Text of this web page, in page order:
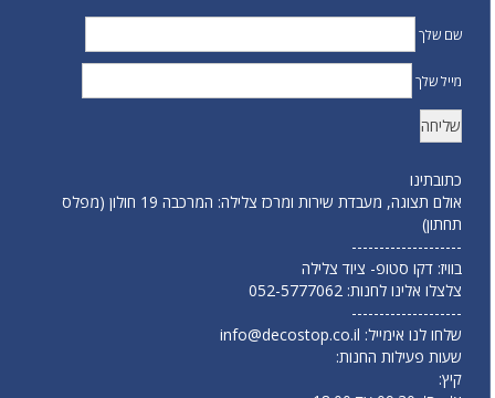
שם שלך
מייל שלך
כתובתינו
אולם תצוגה, מעבדת שירות ומרכז צלילה: המרכבה 19 חולון (מפלס
תחתון)
--------------------
בוויז: דקו סטופ- ציוד צלילה
צלצלו אלינו לחנות: 052-5777062
--------------------
שלחו לנו אימייל: info@decostop.co.il
שעות פעילות החנות:
קיץ: